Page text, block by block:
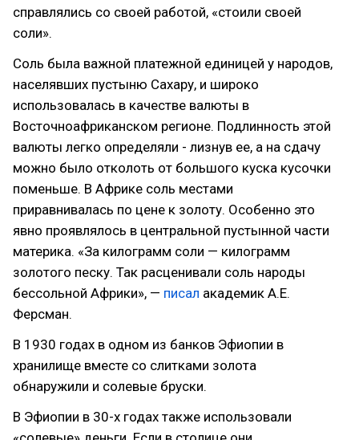
справлялись со своей работой, «стоили своей
соли».
Соль была важной платежной единицей у народов,
населявших пустыню Сахару, и широко
использовалась в качестве валюты в
Восточноафриканском регионе. Подлинность этой
валюты легко определяли - лизнув ее, а на сдачу
можно было отколоть от большого куска кусочки
поменьше. В Африке соль местами
приравнивалась по цене к золоту. Особенно это
явно проявлялось в центральной пустынной части
материка. «За килограмм соли — килограмм
золотого песку. Так расценивали соль народы
бессольной Африки», — писал академик А.Е.
Ферсман.
В 1930 годах в одном из банков Эфиопии в
хранилище вместе со слитками золота
обнаружили и солевые бруски.
В Эфиопии в 30-х годах также использовали